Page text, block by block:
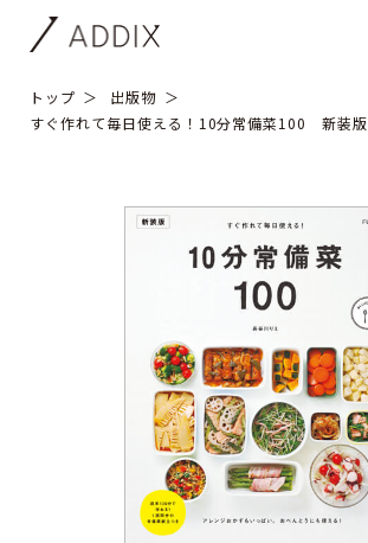
トップ
出版物
すぐ作れて毎日使える！10分常備菜100 新装版